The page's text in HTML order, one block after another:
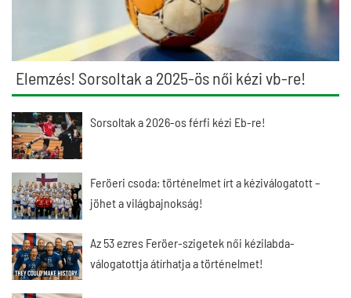
Elemzés! Sorsoltak a 2025-ös női kézi vb-re!
Sorsoltak a 2026-os férfi kézi Eb-re!
Feröeri csoda: történelmet írt a kéziválogatott –
jöhet a világbajnokság!
Az 53 ezres Feröer-szigetek női kézilabda-
válogatottja átírhatja a történelmet!